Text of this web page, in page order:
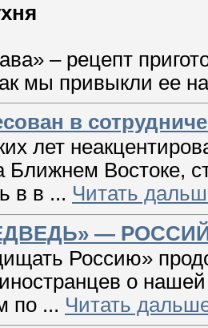
– рецепт
мы привыкли ее
в
лет
Ближнем Востоке,
в в ... Читать
—
Россию»
о
по ... Читать